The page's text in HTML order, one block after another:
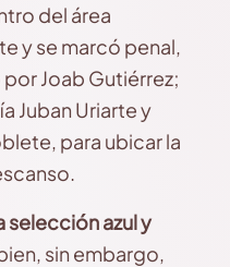
del área
y se marcó penal,
Joab Gutiérrez;
Juban Uriarte y
para ubicar la
selección azul y
sin embargo,